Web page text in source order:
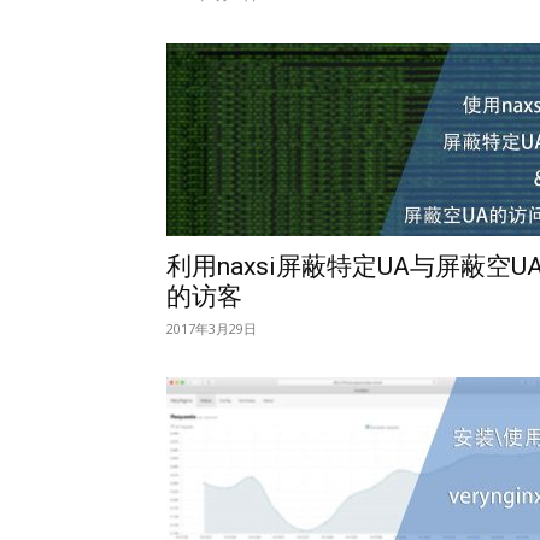
利用naxsi屏蔽特定UA与屏蔽空
的访客
2017年3月29日